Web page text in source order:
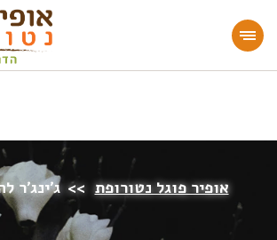
מעוניינים להעמיק או להתחיל
הצטרפו לאתר!
אופיר פוגל נטורופת >>